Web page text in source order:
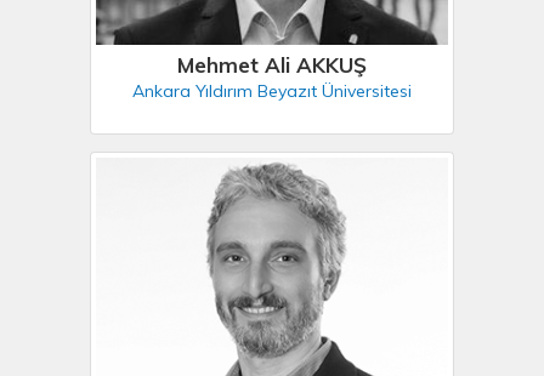
Mehmet Ali AKKUŞ
Ankara Yıldırım Beyazıt Üniversitesi